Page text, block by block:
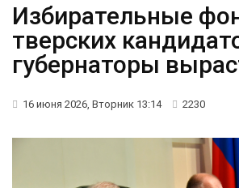
Избирательные
тверских
губернаторы
16 июня 2026, Вторник 13:14 2230